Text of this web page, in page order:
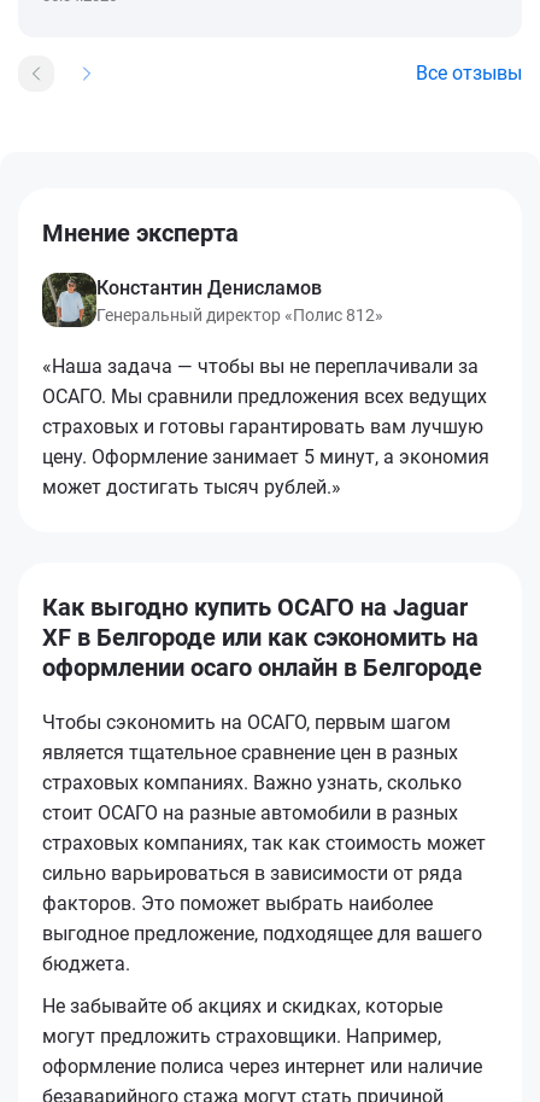
Все отзывы
Мнение эксперта
Константин Денисламов
Генеральный директор «Полис 812»
«Наша задача — чтобы вы не переплачивали за
ОСАГО. Мы сравнили предложения всех ведущих
страховых и готовы гарантировать вам лучшую
цену. Оформление занимает 5 минут, а экономия
может достигать тысяч рублей.»
Как выгодно купить ОСАГО на Jaguar
XF в Белгороде или как сэкономить на
оформлении осаго онлайн в Белгороде
Чтобы сэкономить на ОСАГО, первым шагом
является тщательное сравнение цен в разных
страховых компаниях. Важно узнать, сколько
стоит ОСАГО на разные автомобили в разных
страховых компаниях, так как стоимость может
сильно варьироваться в зависимости от ряда
факторов. Это поможет выбрать наиболее
выгодное предложение, подходящее для вашего
бюджета.
Не забывайте об акциях и скидках, которые
могут предложить страховщики. Например,
оформление полиса через интернет или наличие
безаварийного стажа могут стать причиной